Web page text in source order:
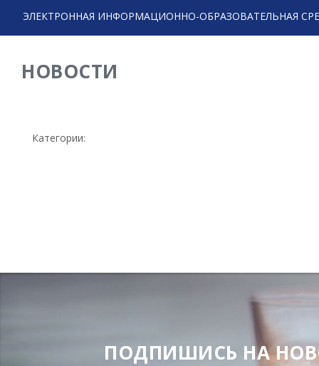
ЭЛЕКТРОННАЯ ИНФОРМАЦИОННО-ОБРАЗОВАТЕЛЬНАЯ
НОВОСТИ
Категории:
ПОДПИШИСЬ НА